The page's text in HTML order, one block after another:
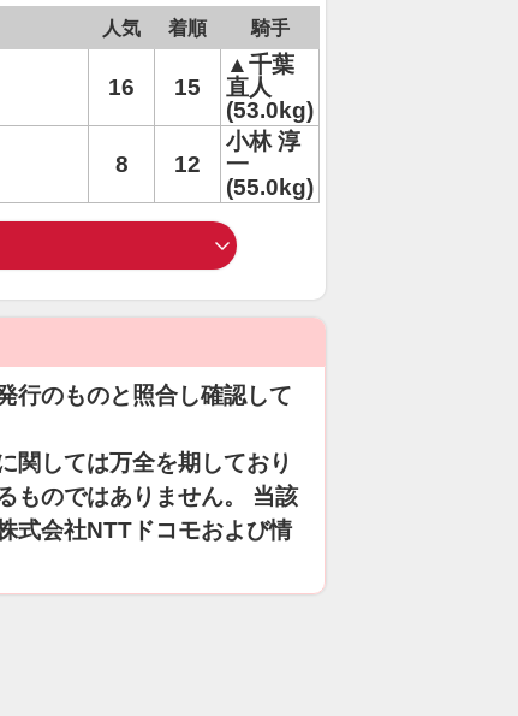
人気 着順 騎手
16 15
▲千葉
直人
(53.0kg)
8 12
小林 淳
一
(55.0kg)
行のものと照合し確認して
関しては万全を期しており
ものではありません。 当該
式会社NTTドコモおよび情